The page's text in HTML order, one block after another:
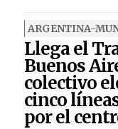
ARGENTINA-
Llega el
Buenos
colectivo
cinco
por el